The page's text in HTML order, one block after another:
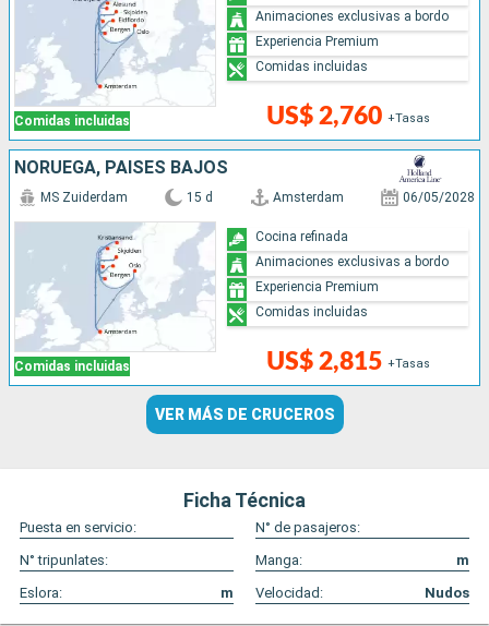
Comidas incluidas US$ 2,760 +Tasas
Animaciones exclusivas a bordo
Experiencia Premium
Comidas incluidas
NORUEGA, PAISES BAJOS
Comidas incluidas
MS Zuiderdam 15 d Amsterdam 06/05/2028
US$ 2,815 +Tasas
Cocina refinada
Animaciones exclusivas a bordo
Experiencia Premium
Comidas incluidas
VER MÁS DE CRUCEROS
Ficha Técnica
Puesta en servicio:
N° de pasajeros:
N° tripunlates:
Manga:
m
Eslora:
m Velocidad: Nudos